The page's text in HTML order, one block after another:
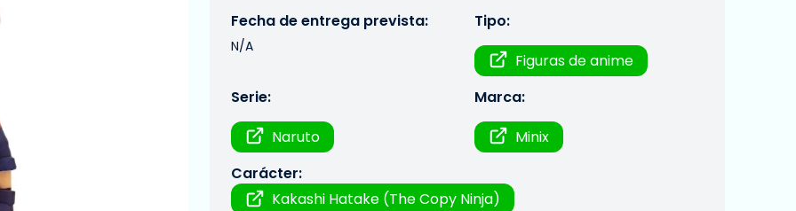
Fecha de entrega prevista:
N/A
Tipo:
Figuras de anime
Serie:
Naruto
Marca:
Minix
Carácter:
Kakashi Hatake (The Copy Ninja)